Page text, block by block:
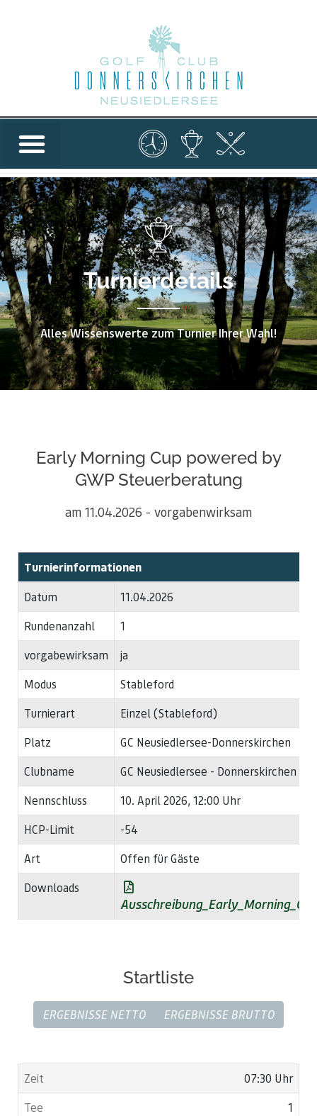
Turnierdetails
Alles Wissenswerte zum Turnier Ihrer Wahl!
Early Morning Cup powered by
GWP Steuerberatung
am 11.04.2026 - vorgabenwirksam
Turnierinformationen
Datum
11.04.2026
Rundenanzahl
1
vorgabewirksam
ja
Modus
Stableford
Turnierart
Einzel (Stableford)
Platz
GC Neusiedlersee-Donnerskirchen
Clubname
GC Neusiedlersee - Donnerskirchen
Nennschluss
10. April 2026, 12:00 Uhr
HCP-Limit
-54
Art
Offen für Gäste
Downloads
Startliste
ERGEBNISSE NETTO ERGEBNISSE BRUTTO
07:30 Uhr
1